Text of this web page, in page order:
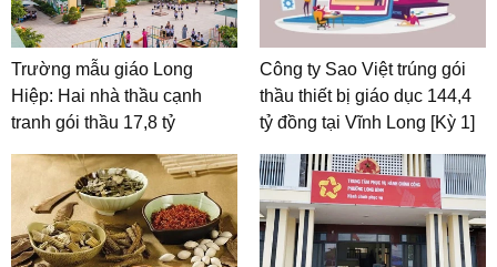
Trường mẫu giáo Long
Hiệp: Hai nhà thầu cạnh
tranh gói thầu 17,8 tỷ
Công ty Sao Việt trúng gói
thầu thiết bị giáo dục 144,4
tỷ đồng tại Vĩnh Long [Kỳ 1]